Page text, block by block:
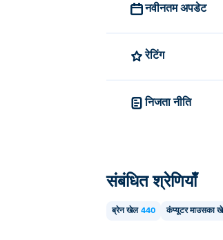
नवीनतम अपडेट
रेटिंग
निजता नीति
संबंधित श्रेणियाँ
ब्रेन खेल 440 कंप्यूटर माउसका